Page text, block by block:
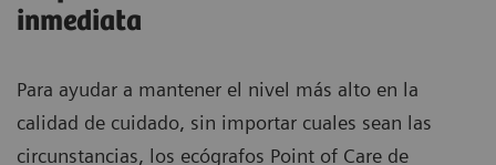
inmediata
Para ayudar a mantener el nivel más alto en la
calidad de cuidado, sin importar cuales sean las
circunstancias, los ecógrafos Point of Care de